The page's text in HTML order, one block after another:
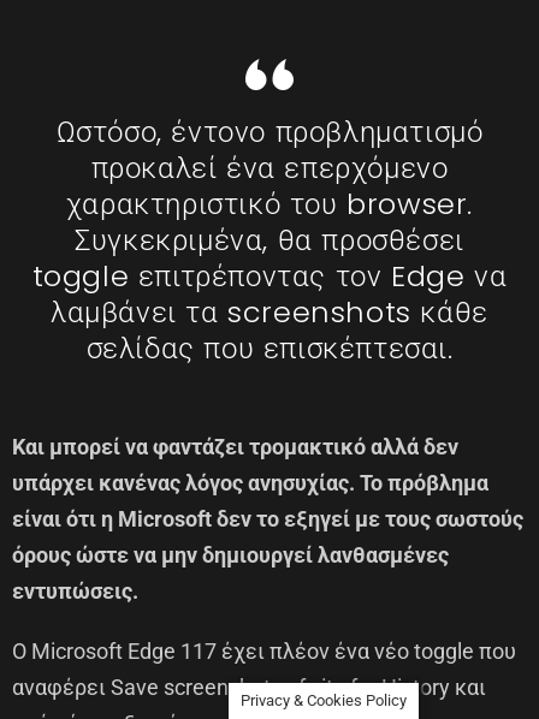
Ωστόσο, έντονο προβληματισμό
προκαλεί ένα επερχόμενο
χαρακτηριστικό του browser.
Συγκεκριμένα, θα προσθέσει
toggle επιτρέποντας τον Edge να
λαμβάνει τα screenshots κάθε
σελίδας που επισκέπτεσαι.
Και μπορεί να φαντάζει τρομακτικό αλλά δεν
υπάρχει κανένας λόγος ανησυχίας. Το πρόβλημα
είναι ότι η Microsoft δεν το εξηγεί με τους σωστούς
όρους ώστε να μην δημιουργεί λανθασμένες
εντυπώσεις.
Ο Microsoft Edge 117 έχει πλέον ένα νέο toggle που
αναφέρει Save screenshots of site for History και
Privacy & Cookies Policy